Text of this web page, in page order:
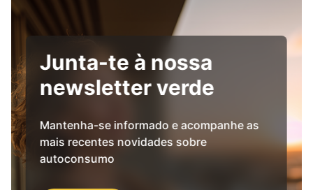
Junta-te à nossa
newsletter verde
Mantenha-se informado e acompanhe as
mais recentes novidades sobre
autoconsumo